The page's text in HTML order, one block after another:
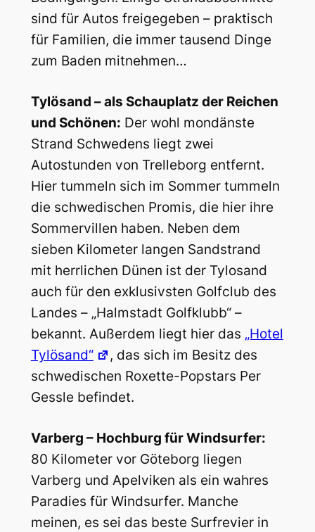
sind für Autos freigegeben – praktisch
für Familien, die immer tausend Dinge
zum Baden mitnehmen…
Tylösand – als Schauplatz der Reichen
und Schönen: Der wohl mondänste
Strand Schwedens liegt zwei
Autostunden von Trelleborg entfernt.
Hier tummeln sich im Sommer tummeln
die schwedischen Promis, die hier ihre
Sommervillen haben. Neben dem
sieben Kilometer langen Sandstrand
mit herrlichen Dünen ist der Tylosand
auch für den exklusivsten Golfclub des
Landes – „Halmstadt Golfklubb“ –
bekannt. Außerdem liegt hier das „Hotel
Tylösand“
, das sich im Besitz des
schwedischen Roxette-Popstars Per
Gessle befindet.
Varberg – Hochburg für Windsurfer:
80 Kilometer vor Göteborg liegen
Varberg und Apelviken als ein wahres
Paradies für Windsurfer. Manche
meinen, es sei das beste Surfrevier in